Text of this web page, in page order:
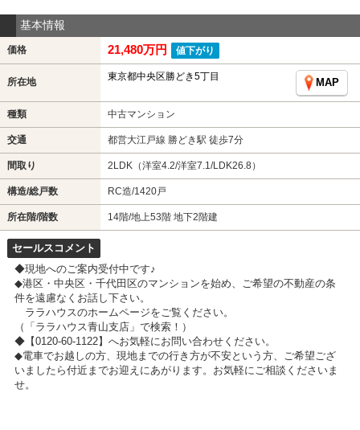
基本情報
価格 21,480万円 値下がり
所在地 東京都中央区勝どき5丁目
MAP
種類 中古マンション
交通 都営大江戸線 勝どき駅 徒歩7分
間取り 2LDK（洋室4.2/洋室7.1/LDK26.8）
構造/総戸数 RC造/1420戸
所在階/階数 14階/地上53階 地下2階建
セールスコメント
◆現地へのご案内受付中です♪
◆港区・中央区・千代田区のマンションを始め、ご希望の不動産の条
件を遠慮なくお話し下さい。
ララハウスのホームページをご覧ください。
（「ララハウス青山支店」で検索！）
◆【0120-60-1122】へお気軽にお問い合わせください。
◆電車でお越しの方、現地までの行き方が不安という方、ご希望ござ
いましたら付近までお迎えにあがります。お気軽にご相談くださいま
せ。